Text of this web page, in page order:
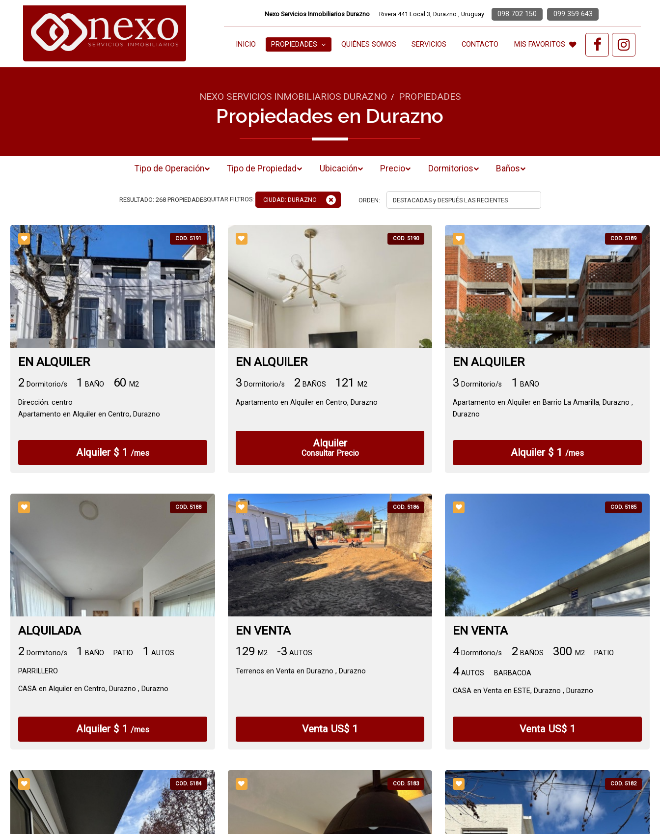
Nexo Servicios Inmobiliarios Durazno Rivera 441 Local 3, Durazno , Uruguay 098 702 150 099 359 643
INICIO PROPIEDADES QUIÉNES SOMOS SERVICIOS CONTACTO MIS FAVORITOS
NEXO SERVICIOS INMOBILIARIOS DURAZNO / PROPIEDADES
Propiedades en Durazno
Tipo de Operación Tipo de Propiedad Ubicación Precio Dormitorios Baños
RESULTADO: 268PROPIEDADESQUITAR FILTROS: CIUDAD: DURAZNO ORDEN:
COD. 5191
EN ALQUILER
2 Dormitorio/s 1 BAÑO 60M2
Dirección: centro
Apartamento en Alquiler en Centro, Durazno
Alquiler $ 1 /mes
COD. 5190
EN ALQUILER
3 Dormitorio/s 2 BAÑOS 121M2
Apartamento en Alquiler en Centro, Durazno
Alquiler
Consultar Precio
COD. 5189
EN ALQUILER
3 Dormitorio/s 1 BAÑO
Apartamento en Alquiler en Barrio La Amarilla, Durazno ,
Durazno
Alquiler $ 1 /mes
COD. 5188
ALQUILADA
2 Dormitorio/s 1 BAÑO PATIO 1 AUTOS
PARRILLERO
CASA en Alquiler en Centro, Durazno , Durazno
Alquiler $ 1 /mes
COD. 5186
EN VENTA
129 M2 -3 AUTOS
Terrenos en Venta en Durazno , Durazno
Venta US$ 1
COD. 5185
EN VENTA
4Dormitorio/s 2 BAÑOS 300 M2 PATIO
4AUTOS BARBACOA
CASA en Venta en ESTE, Durazno , Durazno
Venta US$ 1
COD. 5184 COD. 5183 COD. 5182